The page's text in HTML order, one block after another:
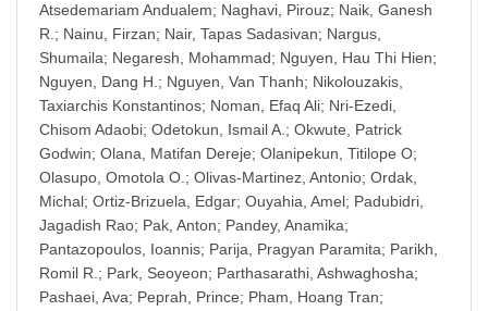
Atsedemariam Andualem; Naghavi, Pirouz; Naik, Ganesh
R. ; Nainu, Firzan; Nair, Tapas Sadasivan; Nargus,
Shumaila; Negaresh, Mohammad; Nguyen, Hau Thi Hien;
Nguyen, Dang H. ; Nguyen, Van Thanh; Nikolouzakis,
Taxiarchis Konstantinos; Noman, Efaq Ali; Nri-Ezedi,
Chisom Adaobi; Odetokun, Ismail A. ; Okwute, Patrick
Godwin; Olana, Matifan Dereje; Olanipekun, Titilope O;
Olasupo, Omotola O. ; Olivas-Martinez, Antonio; Ordak,
Michal; Ortiz-Brizuela, Edgar; Ouyahia, Amel; Padubidri,
Jagadish Rao; Pak, Anton; Pandey, Anamika;
Pantazopoulos, Ioannis; Parija, Pragyan Paramita; Parikh,
Romil R. ; Park, Seoyeon; Parthasarathi, Ashwaghosha;
Pashaei, Ava; Peprah, Prince; Pham, Hoang Tran;